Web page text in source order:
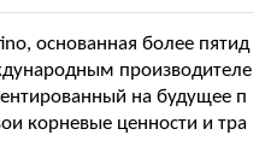
основанная более пятид
производителе
на будущее п
корневые ценности и тра